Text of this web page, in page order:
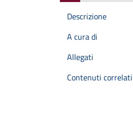
Descrizione
A cura di
Allegati
Contenuti correlati